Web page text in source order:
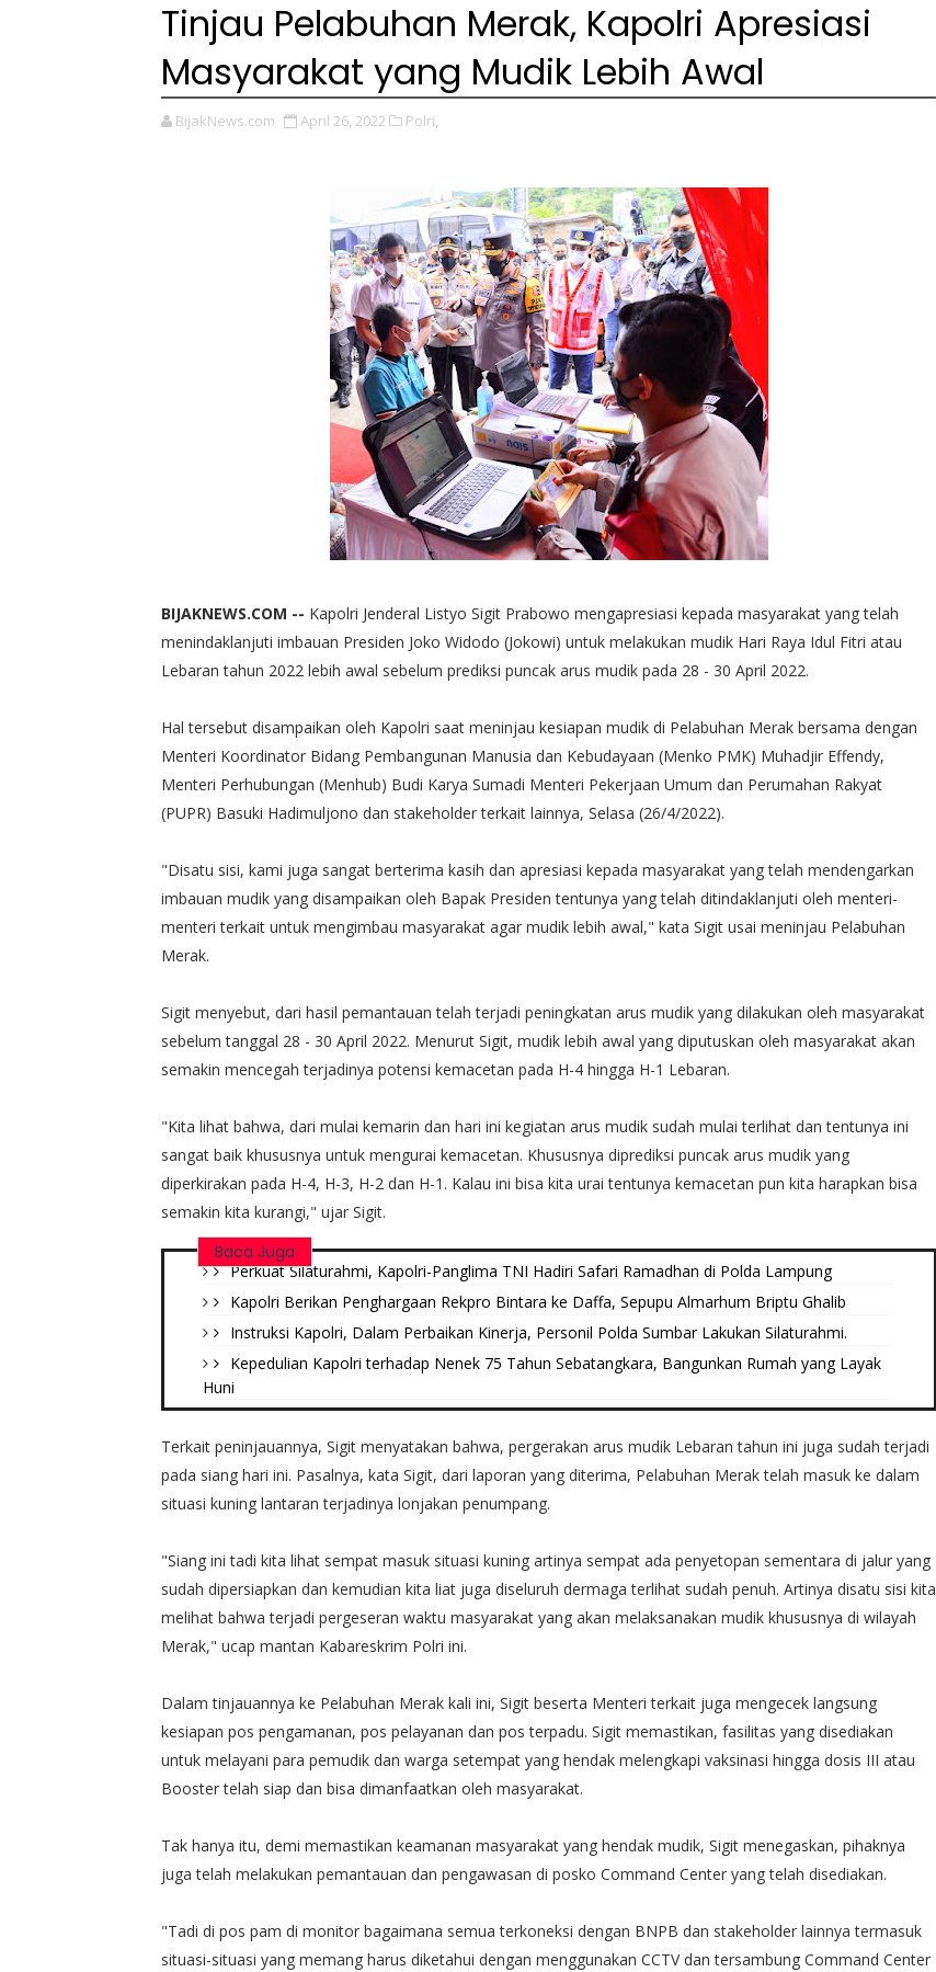
Tinjau Pelabuhan Merak, Kapolri Apresiasi
Masyarakat yang Mudik Lebih Awal
BijakNews.com April 26, 2022 Polri,
BIJAKNEWS.COM -- Kapolri Jenderal Listyo Sigit Prabowo mengapresiasi kepada masyarakat yang telah
menindaklanjuti imbauan Presiden Joko Widodo (Jokowi) untuk melakukan mudik Hari Raya Idul Fitri atau
Lebaran tahun 2022 lebih awal sebelum prediksi puncak arus mudik pada 28 - 30 April 2022.
Hal tersebut disampaikan oleh Kapolri saat meninjau kesiapan mudik di Pelabuhan Merak bersama dengan
Menteri Koordinator Bidang Pembangunan Manusia dan Kebudayaan (Menko PMK) Muhadjir Effendy,
Menteri Perhubungan (Menhub) Budi Karya Sumadi Menteri Pekerjaan Umum dan Perumahan Rakyat
(PUPR) Basuki Hadimuljono dan stakeholder terkait lainnya, Selasa (26/4/2022).
"Disatu sisi, kami juga sangat berterima kasih dan apresiasi kepada masyarakat yang telah mendengarkan
imbauan mudik yang disampaikan oleh Bapak Presiden tentunya yang telah ditindaklanjuti oleh menteri-
menteri terkait untuk mengimbau masyarakat agar mudik lebih awal," kata Sigit usai meninjau Pelabuhan
Merak.
Sigit menyebut, dari hasil pemantauan telah terjadi peningkatan arus mudik yang dilakukan oleh masyarakat
sebelum tanggal 28 - 30 April 2022. Menurut Sigit, mudik lebih awal yang diputuskan oleh masyarakat akan
semakin mencegah terjadinya potensi kemacetan pada H-4 hingga H-1 Lebaran.
"Kita lihat bahwa, dari mulai kemarin dan hari ini kegiatan arus mudik sudah mulai terlihat dan tentunya ini
sangat baik khususnya untuk mengurai kemacetan. Khususnya diprediksi puncak arus mudik yang
diperkirakan pada H-4, H-3, H-2 dan H-1. Kalau ini bisa kita urai tentunya kemacetan pun kita harapkan bisa
semakin kita kurangi," ujar Sigit.
Baca Juga
Perkuat Silaturahmi, Kapolri-Panglima TNI Hadiri Safari Ramadhan di Polda Lampung
Kapolri Berikan Penghargaan Rekpro Bintara ke Daffa, Sepupu Almarhum Briptu Ghalib
Instruksi Kapolri, Dalam Perbaikan Kinerja, Personil Polda Sumbar Lakukan Silaturahmi.
Kepedulian Kapolri terhadap Nenek 75 Tahun Sebatangkara, Bangunkan Rumah yang Layak
Huni
Terkait peninjauannya, Sigit menyatakan bahwa, pergerakan arus mudik Lebaran tahun ini juga sudah terjadi
pada siang hari ini. Pasalnya, kata Sigit, dari laporan yang diterima, Pelabuhan Merak telah masuk ke dalam
situasi kuning lantaran terjadinya lonjakan penumpang.
"Siang ini tadi kita lihat sempat masuk situasi kuning artinya sempat ada penyetopan sementara di jalur yang
sudah dipersiapkan dan kemudian kita liat juga diseluruh dermaga terlihat sudah penuh. Artinya disatu sisi kita
melihat bahwa terjadi pergeseran waktu masyarakat yang akan melaksanakan mudik khususnya di wilayah
Merak," ucap mantan Kabareskrim Polri ini.
Dalam tinjauannya ke Pelabuhan Merak kali ini, Sigit beserta Menteri terkait juga mengecek langsung
kesiapan pos pengamanan, pos pelayanan dan pos terpadu. Sigit memastikan, fasilitas yang disediakan
untuk melayani para pemudik dan warga setempat yang hendak melengkapi vaksinasi hingga dosis III atau
Booster telah siap dan bisa dimanfaatkan oleh masyarakat.
Tak hanya itu, demi memastikan keamanan masyarakat yang hendak mudik, Sigit menegaskan, pihaknya
juga telah melakukan pemantauan dan pengawasan di posko Command Center yang telah disediakan.
"Tadi di pos pam di monitor bagaimana semua terkoneksi dengan BNPB dan stakeholder lainnya termasuk
situasi-situasi yang memang harus diketahui dengan menggunakan CCTV dan tersambung Command Center